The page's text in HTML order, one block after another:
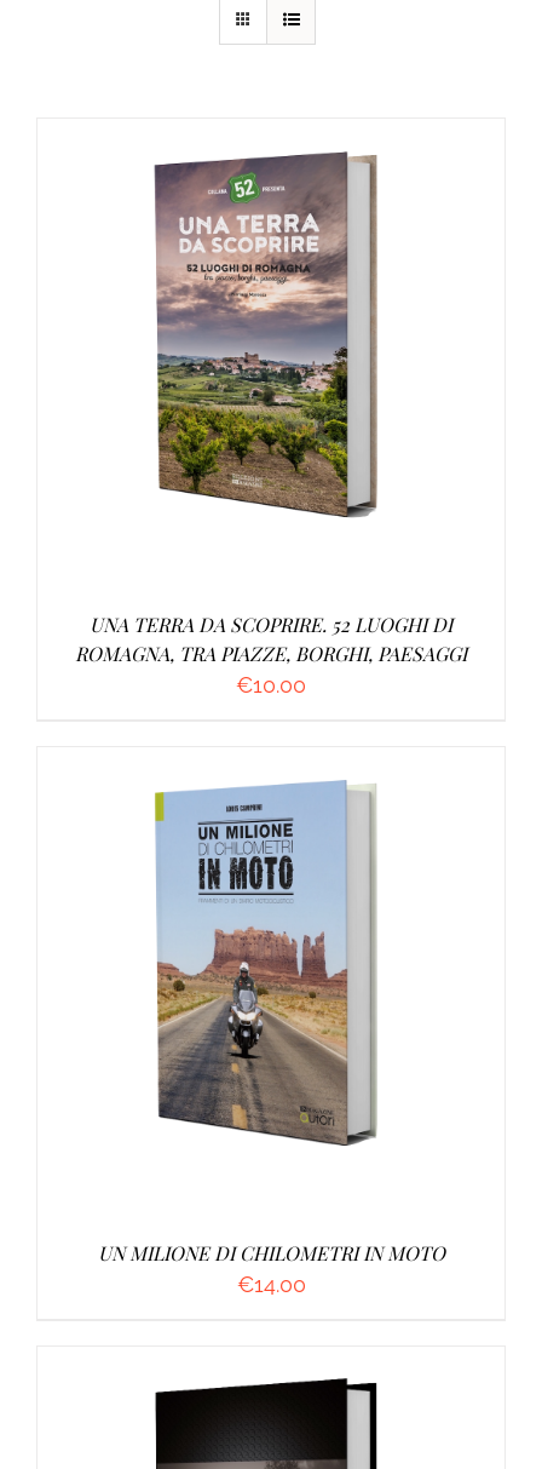
AGGIUNGI AL CARRELLO /
UNA TERRA DA SCOPRIRE. 52 LUOGHI DI
ROMAGNA, TRA PIAZZE, BORGHI, PAESAGGI
€10.00
AGGIUNGI AL CARRELLO /
UN MILIONE DI CHILOMETRI IN MOTO
€14.00